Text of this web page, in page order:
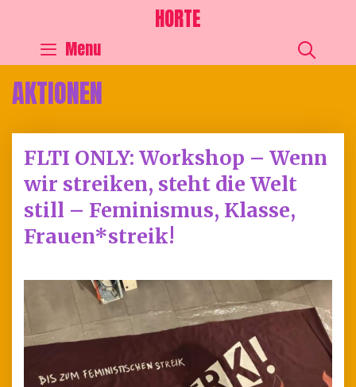
HORTE
Menu
AKTIONEN
FLTI ONLY: Workshop – Wenn
wir streiken, steht die Welt
still – Feminismus, Klasse,
Frauen*streik!